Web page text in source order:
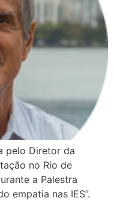
pelo Diretor da
no Rio de
a Palestra
empatia nas IES”.